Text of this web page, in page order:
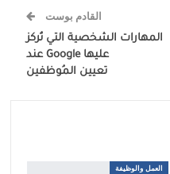
القادم بوست
المهارات الشخصية التي تُركز
عليها Google عند
تعيين المُوظفين
العمل والوظيفة